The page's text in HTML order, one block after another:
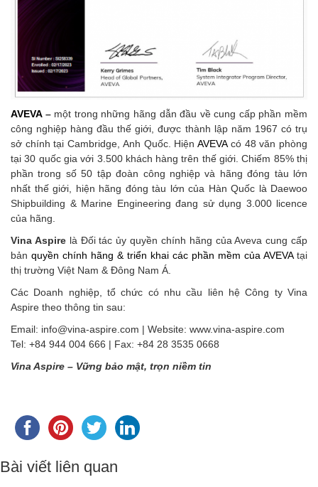
AVEVA– một trong những hãng dẫn đầu về cung cấp phần mềm
công nghiệp hàng đầu thế giới, được thành lập năm 1967 có trụ
sở chính tại Cambridge, Anh Quốc. HiệnAVEVAcó 48 văn phòng
tại 30 quốc gia với 3.500 khách hàng trên thế giới. Chiếm 85% thị
phần trong số 50 tập đoàn công nghiệp và hãng đóng tàu lớn
nhất thế giới, hiện hãng đóng tàu lớn của Hàn Quốc là Daewoo
Shipbuilding & Marine Engineering đang sử dụng 3.000 licence
của hãng.
Vina Aspire là Đối tác ủy quyền chính hãng của Aveva cung cấp
bản quyền chính hãng & triển khai các phần mềm của AVEVAtại
thị trường Việt Nam & Đông Nam Á.
Các Doanh nghiệp, tổ chức có nhu cầu liên hệ Công ty Vina
Aspire theo thông tin sau:
Email: info@vina-aspire.com | Website: www.vina-aspire.com
Tel: +84 944 004 666 | Fax: +84 28 3535 0668
Vina Aspire – Vững bảo mật, trọn niềm tin
Bài viết liên quan